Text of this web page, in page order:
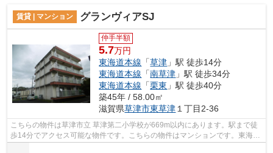
賃貸 | マンション グランヴィアSJ
仲手半額
5.7万円
東海道本線 「草津 」駅 徒歩14分
東海道本線 「南草津 」駅 徒歩34分
東海道本線 「栗東 」駅 徒歩40分
築45年 / 58.00㎡
滋賀県草津市東草津 １丁目2-36
こちらの物件は草津市立 草津第二小学校が669m以内にあります。駅まで徒
歩14分でアクセス可能な物件です。こちらの物件はマンションです。東海道